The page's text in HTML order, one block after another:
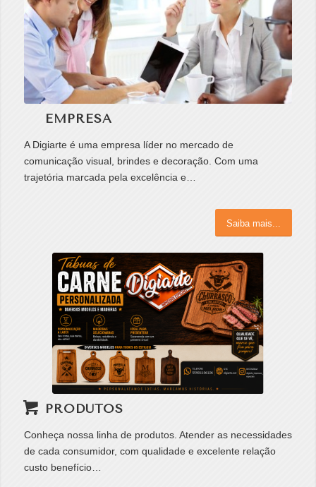
EMPRESA
A Digiarte é uma empresa líder no mercado de
comunicação visual, brindes e decoração. Com uma
trajetória marcada pela excelência e…
Saiba mais...
PRODUTOS
Conheça nossa linha de produtos. Atender as necessidades
de cada consumidor, com qualidade e excelente relação
custo benefício…